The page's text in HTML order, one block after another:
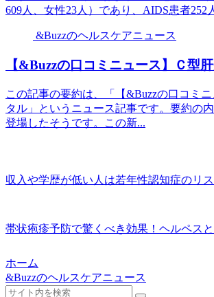
609人、女性23人）であり、AIDS患者
&Buzzのヘルスケアニュース
【&Buzzの口コミニュース】Ｃ
この記事の要約は、「【&Buzzの口コミ
タル」というニュース記事です。要約の
登場したそうです。この新...
収入や学歴が低い人は若年性認知症のリ
帯状疱疹予防で驚くべき効果！ヘルペス
ホーム
&Buzzのヘルスケアニュース